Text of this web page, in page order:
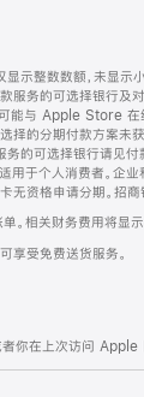
示整数数额，未显
服务的可选择银行
与 Apple Store 在
择的分期付款方案
的可选择银行请见
用于个人消费者。
无资格申请分期。
。相关财务费用将显
享受免费送货服务。
你在上次访问 Apple